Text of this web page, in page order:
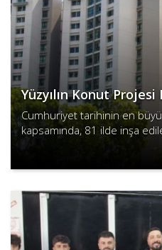
Yüzyılın Konut Projesi
Cumhuriyet tarihinin en
kapsamında, 81 ilde inşa
başvurular başladı. Dar